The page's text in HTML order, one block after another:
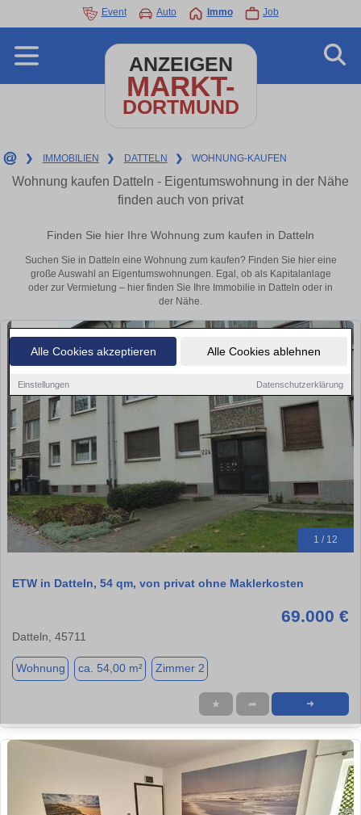
Alle Cookies akzeptieren Alle Cookies ablehnen
Einstellungen Datenschutzerklärung
Event Auto Immo Job
ANZEIGEN
MARKT-
DORTMUND
❯ IMMOBILIEN ❯ DATTELN ❯ WOHNUNG-KAUFEN
Wohnung kaufen Datteln - Eigentumswohnung in der Nähe
finden auch von privat
Finden Sie hier Ihre Wohnung zum kaufen in Datteln
Suchen Sie in Datteln eine Wohnung zum kaufen? Finden Sie hier eine
große Auswahl an Eigentumswohnungen. Egal, ob als Kapitalanlage
oder zur Vermietung – hier finden Sie Ihre Immobilie in Datteln oder in
der Nähe.
1 / 12
ETW in Datteln, 54 qm, von privat ohne Maklerkosten
69.000 €
Datteln, 45711
Wohnung ca. 54,00 m² Zimmer 2
★ ➦ ➜